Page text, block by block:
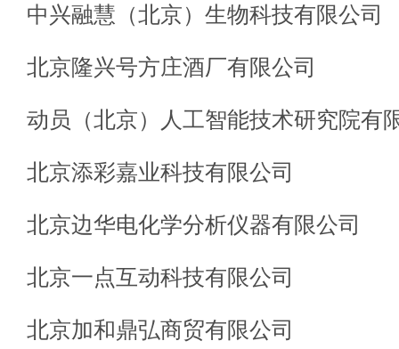
中兴融慧（北京）生物科技有限公司
北京隆兴号方庄酒厂有限公司
动员（北京）人工智能技术研究院有
北京添彩嘉业科技有限公司
北京边华电化学分析仪器有限公司
北京一点互动科技有限公司
北京加和鼎弘商贸有限公司